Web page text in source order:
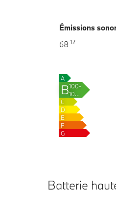
Émissions
68 12
A
B100–
106
CO₂/km
C
D
E
F
G
Batterie